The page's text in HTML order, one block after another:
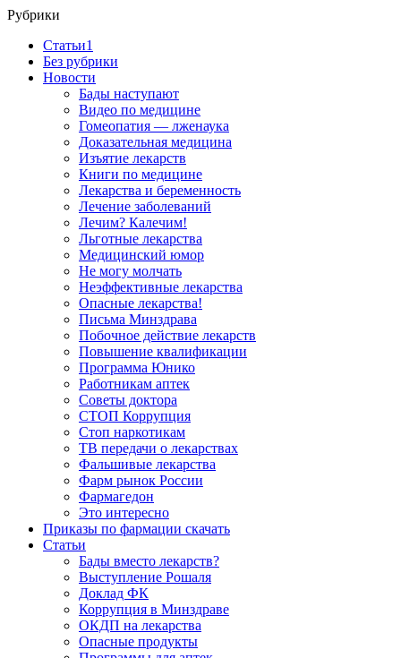
Рубрики
Cтатьи1
Без рубрики
Новости
Бады наступают
Видео по медицине
Гомеопатия — лженаука
Доказательная медицина
Изъятие лекарств
Книги по медицине
Лекарства и беременность
Лечение заболеваний
Лечим? Калечим!
Льготные лекарства
Медицинский юмор
Не могу молчать
Неэффективные лекарства
Опасные лекарства!
Письма Минздрава
Побочное действие лекарств
Повышение квалификации
Программа Юнико
Работникам аптек
Советы доктора
СТОП Коррупция
Стоп наркотикам
ТВ передачи о лекарствах
Фальшивые лекарства
Фарм рынок России
Фармагедон
Это интересно
Приказы по фармации скачать
Статьи
Бады вместо лекарств?
Выступление Рошаля
Доклад ФК
Коррупция в Минздраве
ОКДП на лекарства
Опасные продукты